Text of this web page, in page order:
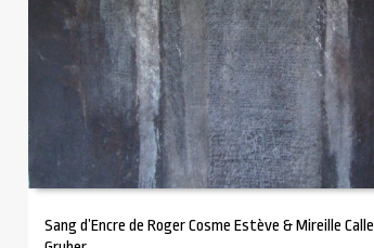
Sang d’Encre de Roger Cosme Estève & Mireille Calle